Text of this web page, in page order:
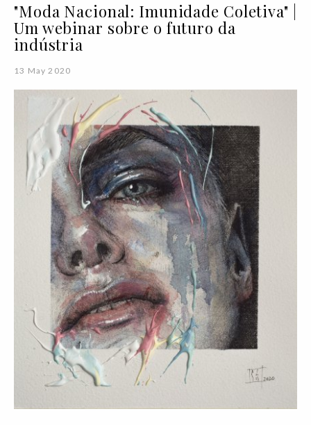
"Moda Nacional: Imunidade Coletiva" |
Um webinar sobre o futuro da
indústria
13 May 2020